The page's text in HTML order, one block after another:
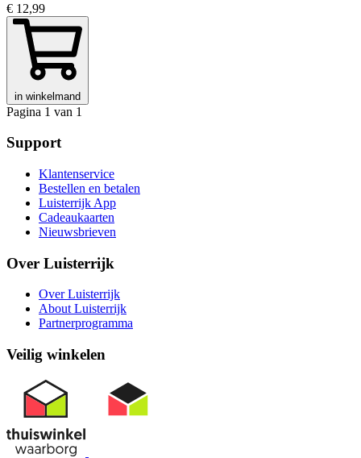
€ 12,99
in winkelmand
Pagina 1 van 1
Support
Klantenservice
Bestellen en betalen
Luisterrijk App
Cadeaukaarten
Nieuwsbrieven
Over Luisterrijk
Over Luisterrijk
About Luisterrijk
Partnerprogramma
Veilig winkelen